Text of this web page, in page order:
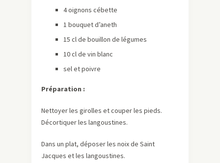
4 oignons cébette
1 bouquet d’aneth
15 cl de bouillon de légumes
10 cl de vin blanc
sel et poivre
Préparation :
Nettoyer les girolles et couper les pieds.
Décortiquer les langoustines.
Dans un plat, déposer les noix de Saint
Jacques et les langoustines.